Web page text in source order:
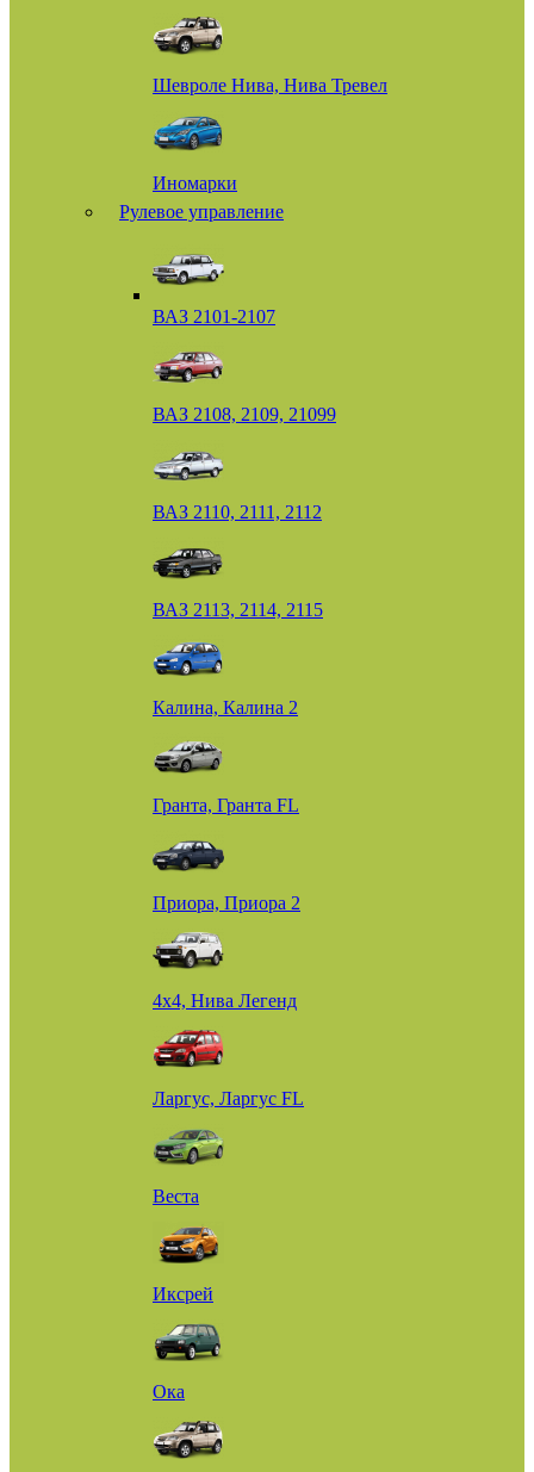
Шевроле Нива, Нива Тревел
Иномарки
Рулевое управление
ВАЗ 2101-2107
ВАЗ 2108, 2109, 21099
ВАЗ 2110, 2111, 2112
ВАЗ 2113, 2114, 2115
Калина, Калина 2
Гранта, Гранта FL
Приора, Приора 2
4х4, Нива Легенд
Ларгус, Ларгус FL
Веста
Иксрей
Ока